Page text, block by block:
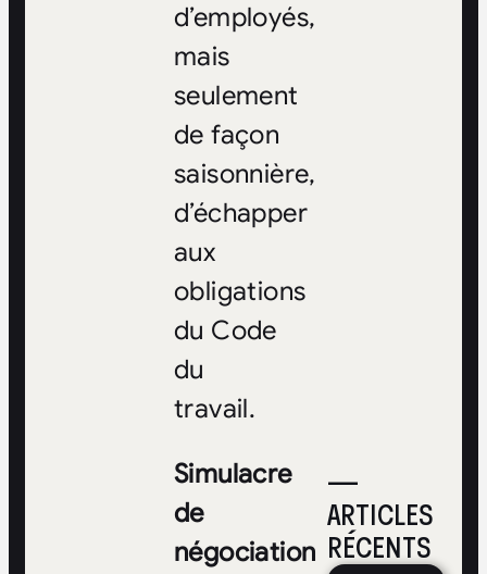
—
ARTICLES
RÉCENTS
d’employés,
mais
seulement
de façon
saisonnière,
d’échapper
aux
obligations
du Code
du
travail.
Simulacre
de
négociation